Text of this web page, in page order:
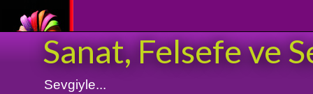
Sanat, Felsefe ve
Sevgiyle...